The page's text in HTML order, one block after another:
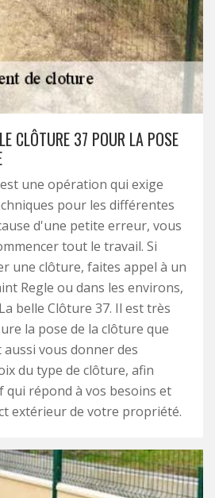
CLÔTURE 37 POUR LA POSE
une opération qui exige
pour les différentes
d'une petite erreur, vous
tout le travail. Si
une clôture, faites appel à un
Regle ou dans les environs,
belle Clôture 37. Il est très
la pose de la clôture que
vous donner des
du type de clôture, afin
qui répond à vos besoins et
extérieur de votre propriété.